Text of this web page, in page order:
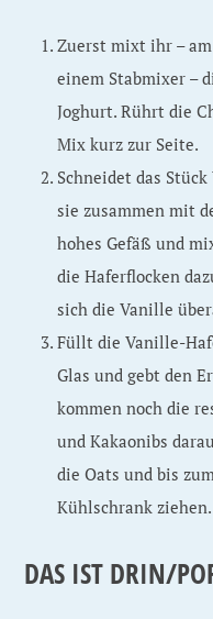
Zuerst mixt ihr –
einem Stabmixer –
Joghurt. Rührt die
Mix kurz zur Seite.
Schneidet das
sie zusammen mit
hohes Gefäß und
die Haferflocken
sich die Vanille
Füllt die Vanille-
Glas und gebt den
kommen noch die
und Kakaonibs
die Oats und bis
Kühlschrank ziehen.
DAS IST DRIN/